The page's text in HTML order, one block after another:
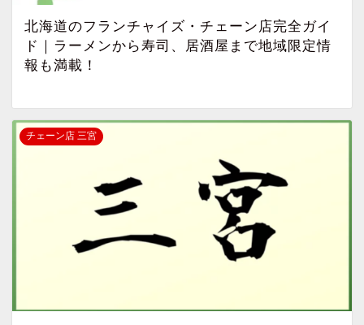
北海道のフランチャイズ・チェーン店完全ガイ
ド｜ラーメンから寿司、居酒屋まで地域限定情
報も満載！
チェーン店 三宮